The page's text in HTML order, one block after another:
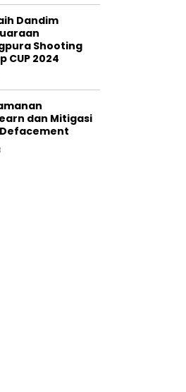
Dandim
Shooting
CUP 2024
dan Mitigasi